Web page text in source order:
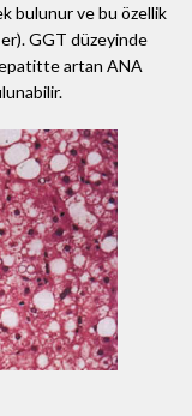
bulunur ve bu özellik
GGT düzeyinde
artan ANA